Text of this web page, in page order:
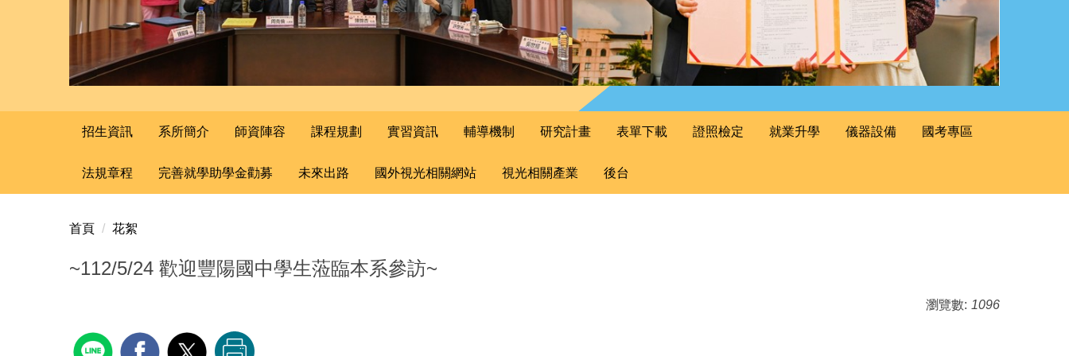
招生資訊 系所簡介 師資陣容 課程規劃 實習資訊 輔導機制 研究計畫 表單下載 證照檢定 就業升學 儀器設備 國考專區
法規章程 完善就學助學金勸募 未來出路 國外視光相關網站 視光相關產業 後台
首頁 花絮
~112/5/24 歡迎豐陽國中學生蒞臨本系參訪~
瀏覽數: 1096